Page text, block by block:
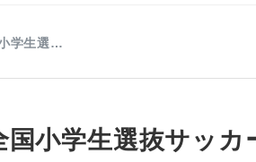
学生選…
国小学生選抜サッカ